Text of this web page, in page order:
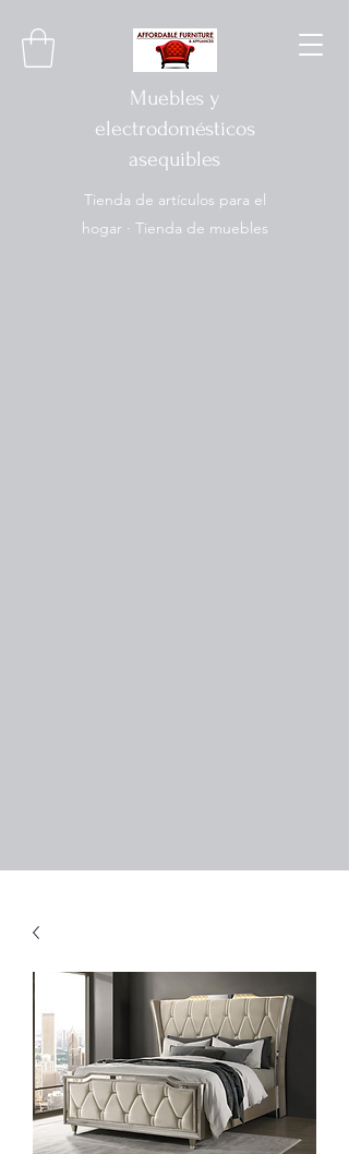
Muebles y
electrodomésticos
asequibles
Tienda de artículos para el
hogar · Tienda de muebles